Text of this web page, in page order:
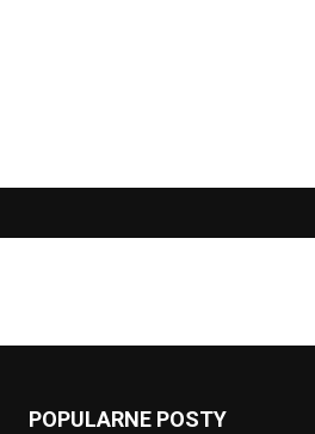
POPULARNE POSTY